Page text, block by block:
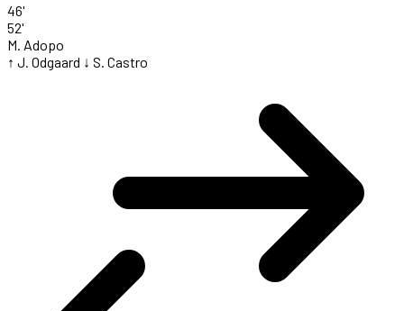
46'
52'
M. Adopo
↑ J. Odgaard ↓ S. Castro